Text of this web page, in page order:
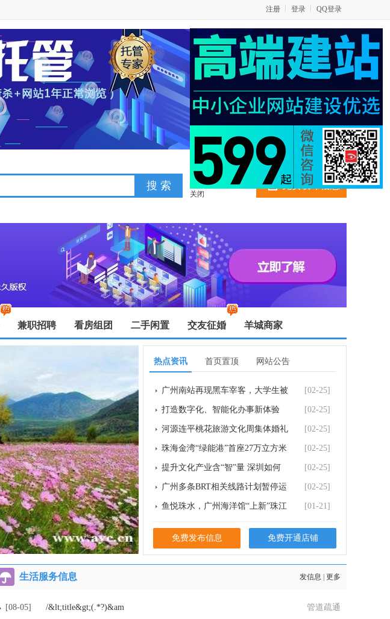
QQ登录
登录
注册
免费发布信息
兼职招聘 看房组团 二手闲置 交友征婚 羊城商家
热点资讯 首页置顶 网站公告
广州南站再现黑车宰客，大学生被
要价581元？广州
[02-25]
打造数字化、智能化办事新体验
佛山市“智慧
[02-25]
河源连平桃花旅游文化周集体婚礼
浪漫上演 15
[02-25]
珠海金湾“绿能港”首座27万立方米
LNG储罐投
[02-25]
提升文化产业含“智”量 深圳如何
借势而为？
[02-25]
广州多条BRT相关线路计划暂停运
营 目前正在公
[02-25]
鱼悦珠水，广州海洋馆“上新”珠江 [01-21]
免费发布信息 免费开通店铺
生活服务信息 发信息 更多
[08-05] /&lt;title&gt;(.*?)&am 管道疏通
关闭